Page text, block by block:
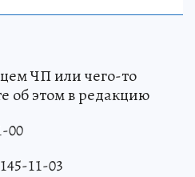
ЧП или чего-то
об этом в редакцию
00
11-03